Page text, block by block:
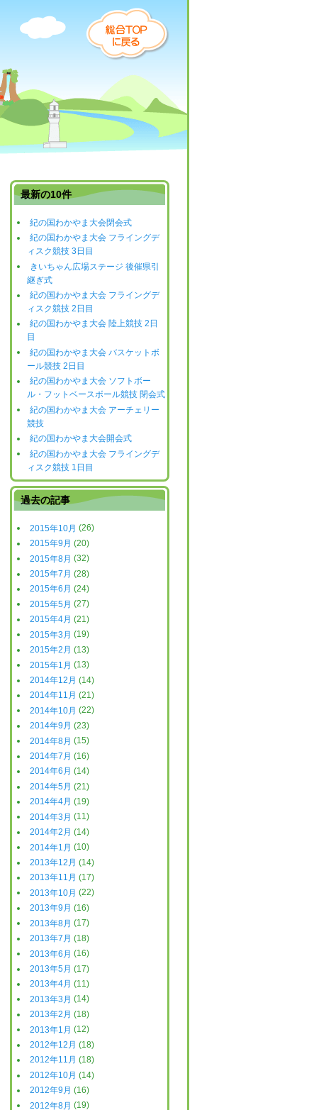
最新の10件
紀の国わかやま大会閉会式
紀の国わかやま大会 フライングデ
ィスク競技 3日目
きいちゃん広場ステージ 後催県引
継ぎ式
紀の国わかやま大会 フライングデ
ィスク競技 2日目
紀の国わかやま大会 陸上競技 2日
目
紀の国わかやま大会 バスケットボ
ール競技 2日目
紀の国わかやま大会 ソフトボー
ル・フットベースボール競技 閉会式
紀の国わかやま大会 アーチェリー
競技
紀の国わかやま大会開会式
紀の国わかやま大会 フライングデ
ィスク競技 1日目
過去の記事
2015年10月 (26)
2015年9月 (20)
2015年8月 (32)
2015年7月 (28)
2015年6月 (24)
2015年5月 (27)
2015年4月 (21)
2015年3月 (19)
2015年2月 (13)
2015年1月 (13)
2014年12月 (14)
2014年11月 (21)
2014年10月 (22)
2014年9月 (23)
2014年8月 (15)
2014年7月 (16)
2014年6月 (14)
2014年5月 (21)
2014年4月 (19)
2014年3月 (11)
2014年2月 (14)
2014年1月 (10)
2013年12月 (14)
2013年11月 (17)
2013年10月 (22)
2013年9月 (16)
2013年8月 (17)
2013年7月 (18)
2013年6月 (16)
2013年5月 (17)
2013年4月 (11)
2013年3月 (14)
2013年2月 (18)
2013年1月 (12)
2012年12月 (18)
2012年11月 (18)
2012年10月 (14)
2012年9月 (16)
2012年8月 (19)